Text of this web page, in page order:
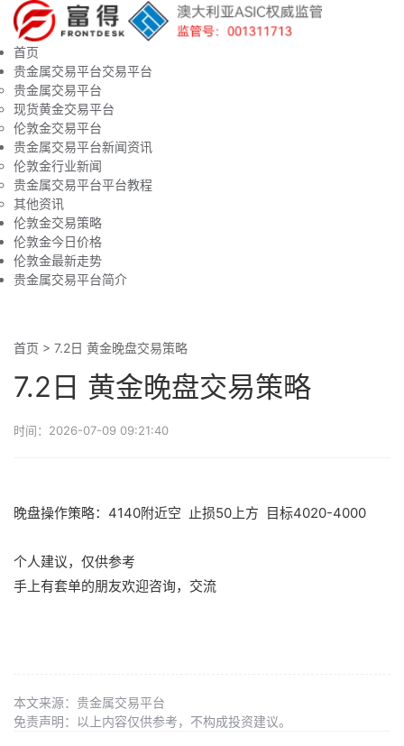
首页
贵金属交易平台交易平台
贵金属交易平台
现货黄金交易平台
伦敦金交易平台
贵金属交易平台新闻资讯
伦敦金行业新闻
贵金属交易平台平台教程
其他资讯
伦敦金交易策略
伦敦金今日价格
伦敦金最新走势
贵金属交易平台简介
首页 > 7.2日 黄金晚盘交易策略
7.2日 黄金晚盘交易策略
时间：2026-07-09 09:21:40
晚盘操作策略：4140附近空 止损50上方 目标4020-4000
个人建议，仅供参考
手上有套单的朋友欢迎咨询，交流
本文来源：贵金属交易平台
免责声明：以上内容仅供参考，不构成投资建议。